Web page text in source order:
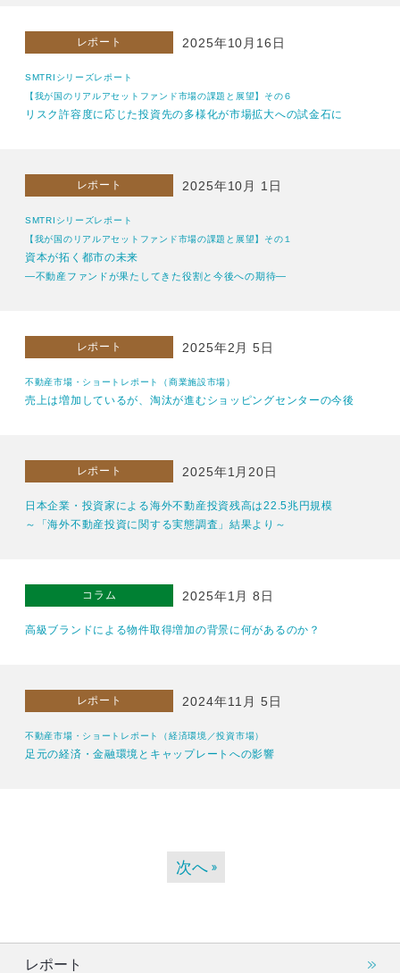
レポート 2025年10月16日
SMTRIシリーズレポート
【我が国のリアルアセットファンド市場の課題と展望】その６
リスク許容度に応じた投資先の多様化が市場拡大への試金石に
レポート 2025年10月 1日
SMTRIシリーズレポート
【我が国のリアルアセットファンド市場の課題と展望】その１
資本が拓く都市の未来
―不動産ファンドが果たしてきた役割と今後への期待―
レポート 2025年2月 5日
不動産市場・ショートレポート（商業施設市場）
売上は増加しているが、淘汰が進むショッピングセンターの今後
レポート 2025年1月20日
日本企業・投資家による海外不動産投資残高は22.5兆円規模
～「海外不動産投資に関する実態調査」結果より～
コラム 2025年1月 8日
高級ブランドによる物件取得増加の背景に何があるのか？
レポート 2024年11月 5日
不動産市場・ショートレポート（経済環境／投資市場）
足元の経済・金融環境とキャップレートへの影響
次へ
レポート